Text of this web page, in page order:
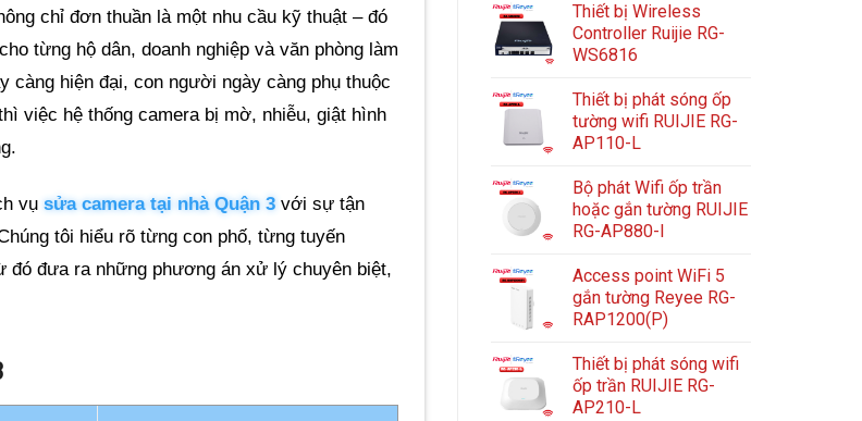
chỉ đơn thuần là một nhu cầu kỹ thuật – đó
từng hộ dân, doanh nghiệp và văn phòng làm
càng hiện đại, con người ngày càng phụ thuộc
việc hệ thống camera bị mờ, nhiễu, giật hình
vụ sửa camera tại nhà Quận 3 với sự tận
tôi hiểu rõ từng con phố, từng tuyến
đưa ra những phương án xử lý chuyên biệt,
Thiết bị Wireless
Controller Ruijie RG-
WS6816
Thiết bị phát sóng ốp
tường wifi RUIJIE RG-
AP110-L
Bộ phát Wifi ốp trần
hoặc gắn tường RUIJIE
RG-AP880-I
Access point WiFi 5
gắn tường Reyee RG-
RAP1200(P)
Thiết bị phát sóng wifi
ốp trần RUIJIE RG-
AP210-L